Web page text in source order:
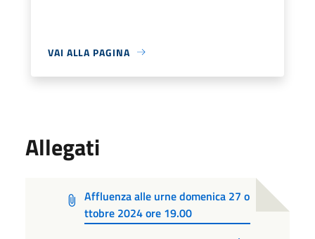
VAI ALLA PAGINA
Allegati
Affluenza alle urne domenica 27 o
ttobre 2024 ore 19.00